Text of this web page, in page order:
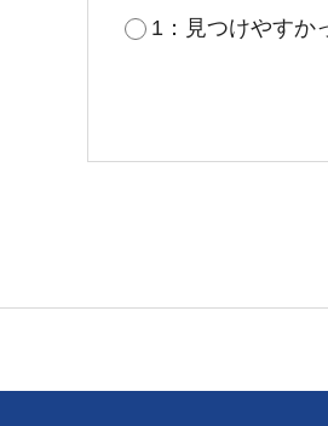
1：見つけやすか